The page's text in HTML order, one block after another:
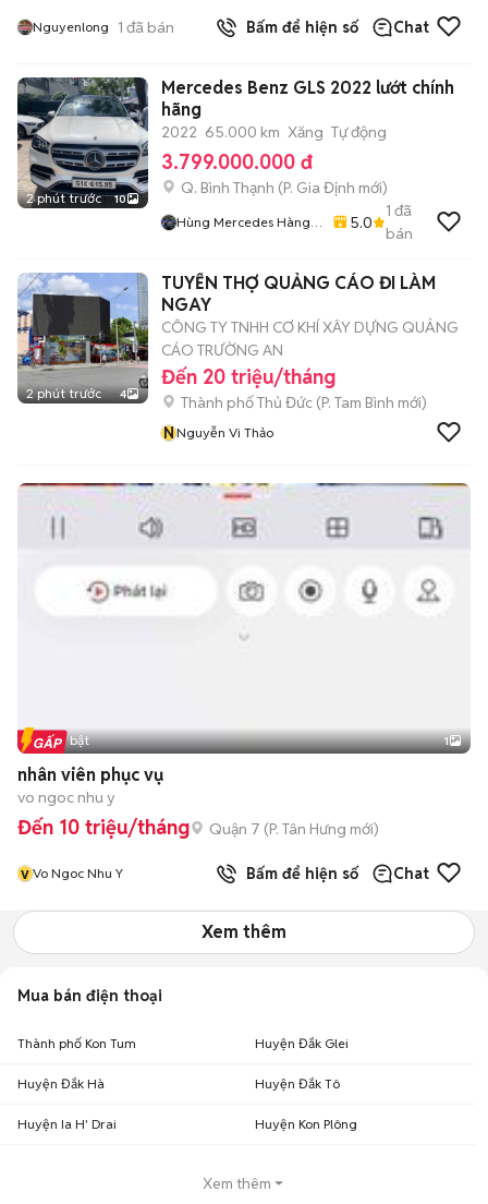
Nguyenlong 1 đã bán Bấm để hiện số Chat
2 phút trước 10
Mercedes Benz GLS 2022 lướt chính
hãng
2022 65.000 km Xăng Tự động
3.799.000.000 đ
Q. Bình Thạnh (P. Gia Định mới)
Hùng Mercedes Hàng
5.0
1 đã
bán
2 phút trước 4
TUYỂN THỢ QUẢNG CÁO ĐI LÀM
NGAY
CÔNG TY TNHH CƠ KHÍ XÂY DỰNG QUẢNG
CÁO TRƯỜNG AN
Đến 20 triệu/tháng
Thành phố Thủ Đức (P. Tam Bình mới)
NNguyễn Vi Thảo
Tin nổi bật 1
nhân viên phục vụ
vo ngoc nhu y
Đến 10 triệu/tháng Quận 7 (P. Tân Hưng mới)
v Vo Ngoc Nhu Y Bấm để hiện số Chat
Xem thêm
Mua bán điện thoại
Thành phố Kon Tum Huyện Đắk Glei
Huyện Đắk Hà Huyện Đắk Tô
Huyện Ia H' Drai Huyện Kon Plông
Xem thêm